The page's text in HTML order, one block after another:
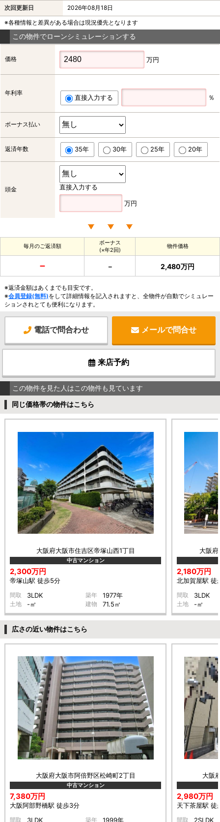
次回更新日
2026年08月18日
※各種情報と差異がある場合は現況優先となります
この物件でローンシミュレーションする
価格 万円
年利率
直接入力する ％
ボーナス払い
返済年数 35年 30年 25年 20年
頭金 直接入力する
万円
毎月のご返済額
ボーナス
(×年2回)
物件価格
－ － 2,480万円
※返済金額はあくまでも目安です。
※会員登録(無料)をして詳細情報を記入されますと、全物件が自動でシミュレー
ションされとても便利になります。
電話で問合わせ メールで問合せ
来店予約
この物件を見た人はこの物件も見ています
同じ価格帯の物件はこちら
大阪府大阪市住吉区帝塚山西1丁目
中古マンション
2,300万円
帝塚山駅 徒歩5分
間取 3LDK 築年 1977年
土地 -㎡ 建物 71.5㎡
大阪
2,180万円
北加賀屋駅 徒
間取 3LDK
土地 -㎡
広さの近い物件はこちら
大阪府大阪市阿倍野区松崎町2丁目
中古マンション
7,380万円
大阪阿部野橋駅 徒歩3分
間取 3LDK 築年 1999年
大阪
2,980万円
天下茶屋駅 徒
間取 2SLDK